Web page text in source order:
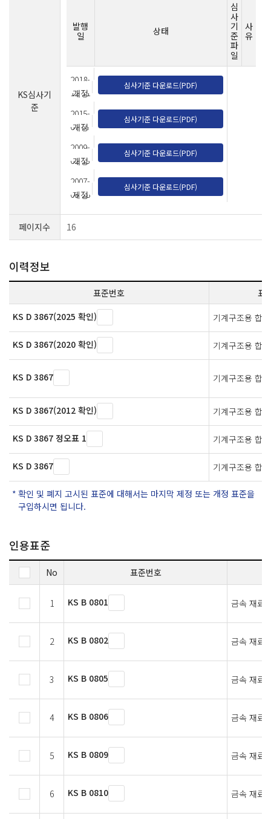
KS심사기
준
발행
일
상태
심
사
기
준
파
일
사
유
2018-
12-11
개정
심사기준 다운로드(PDF)
2015-
07-07
개정
심사기준 다운로드(PDF)
2009-
02-13
개정
심사기준 다운로드(PDF)
2007-
09-28
제정
심사기준 다운로드(PDF)
페이지수 16
이력정보
표준번호
표
KS D 3867(2025 확인)
기계구조용 합
KS D 3867(2020 확인) 기계구조용 합
KS D 3867 기계구조용 합
KS D 3867(2012 확인) 기계구조용 합
KS D 3867 정오표 1 기계구조용 합
KS D 3867 기계구조용 합
확인 및 폐지 고시된 표준에 대해서는 마지막 제정 또는 개정 표준을
구입하시면 됩니다.
인용표준
No 표준번호
1 KS B 0801 금속 재료
2 KS B 0802 금속 재료
3 KS B 0805 금속 재료
4 KS B 0806 금속 재료
5 KS B 0809 금속 재료
6 KS B 0810 금속 재료